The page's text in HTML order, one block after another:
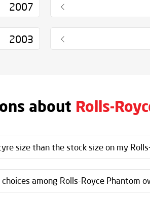
2007
2003
about Rolls-
size than the stock size on my
among Rolls-Royce Phantom